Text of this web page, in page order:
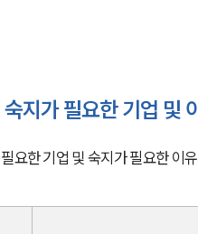
지가 필요한 기업 및
요한 기업 및 숙지가 필요한 이